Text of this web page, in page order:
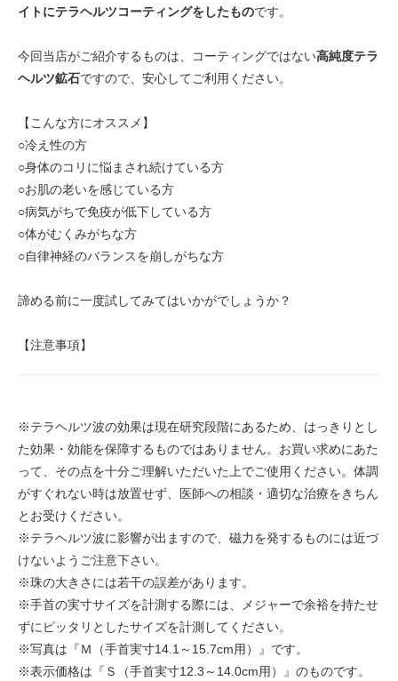
イトにテラヘルツコーティングをしたものです。
今回当店がご紹介するものは、コーティングではない高純度テラ
ヘルツ鉱石ですので、安心してご利用ください。
【こんな方にオススメ】
○冷え性の方
○身体のコリに悩まされ続けている方
○お肌の老いを感じている方
○病気がちで免疫が低下している方
○体がむくみがちな方
○自律神経のバランスを崩しがちな方
諦める前に一度試してみてはいかがでしょうか？
【注意事項】
※テラヘルツ波の効果は現在研究段階にあるため、はっきりとし
た効果・効能を保障するものではありません。お買い求めにあた
って、その点を十分ご理解いただいた上でご使用ください。体調
がすぐれない時は放置せず、医師への相談・適切な治療をきちん
とお受けください。
※テラヘルツ波に影響が出ますので、磁力を発するものには近づ
けないようご注意下さい。
※珠の大きさには若干の誤差があります。
※手首の実寸サイズを計測する際には、メジャーで余裕を持たせ
ずにピッタリとしたサイズを計測してください。
※写真は『Ｍ（手首実寸14.1～15.7cm用）』です。
※表示価格は『Ｓ（手首実寸12.3～14.0cm用）』のものです。